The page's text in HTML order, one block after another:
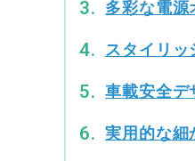
多彩な電源
スタイリッ
車載安全デ
実用的な細